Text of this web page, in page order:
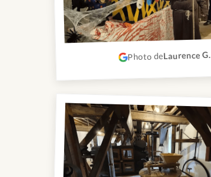
Photo deLaurence G.